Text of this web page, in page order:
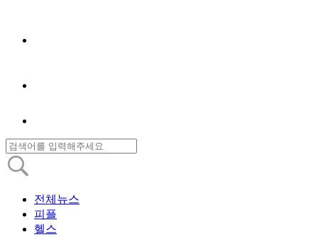
전체뉴스
피플
헬스